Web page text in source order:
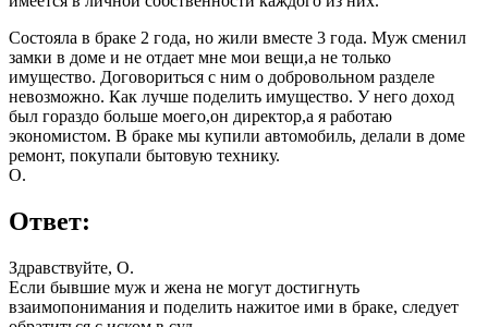
Состояла в браке 2 года, но жили вместе 3 года. Муж сменил
замки в доме и не отдает мне мои вещи,а не только
имущество. Договориться с ним о добровольном разделе
невозможно. Как лучше поделить имущество. У него доход
был гораздо больше моего,он директор,а я работаю
экономистом. В браке мы купили автомобиль, делали в доме
ремонт, покупали бытовую технику.
О.
Ответ:
Здравствуйте, О.
Если бывшие муж и жена не могут достигнуть
взаимопонимания и поделить нажитое ими в браке, следует